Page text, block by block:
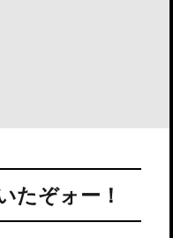
たぞォー！